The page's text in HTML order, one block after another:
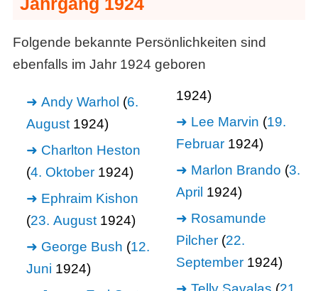
Folgende bekannte Persönlichkeiten sind
ebenfalls im Jahr 1924 geboren
Andy Warhol (6.
August 1924)
Charlton Heston
(4. Oktober 1924)
Ephraim Kishon
(23. August 1924)
George Bush (12.
Juni 1924)
1924)
Lee Marvin (19.
Februar 1924)
Marlon Brando (3.
April 1924)
Rosamunde
Pilcher (22.
September 1924)